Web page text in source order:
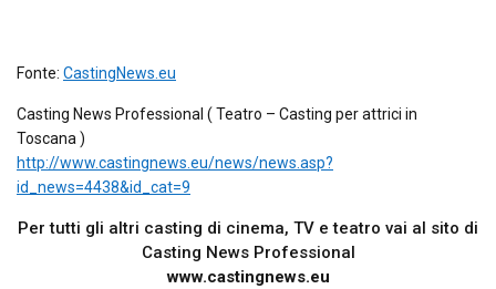
Fonte: CastingNews.eu
Casting News Professional ( Teatro – Casting per attrici in
Toscana )
http://www.castingnews.eu/news/news.asp?
id_news=4438&id_cat=9
Per tutti gli altri casting di cinema, TV e teatro vai al sito di
Casting News Professional
www.castingnews.eu